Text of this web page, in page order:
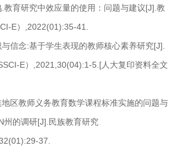
教育研究中效应量的使用：问题与建议[J].教
E）,2022(01):35-41.
信念:基于学生表现的教师核心素养研究[J].
E）,2021,30(04):1-5.[人大复印资料全文
区教师义务教育数学课程标准实施的问题与
的调研[J].民族教育研究
37.